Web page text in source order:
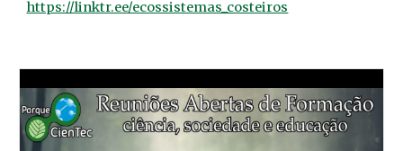
https://linktr.ee/ecossistemas_costeiros